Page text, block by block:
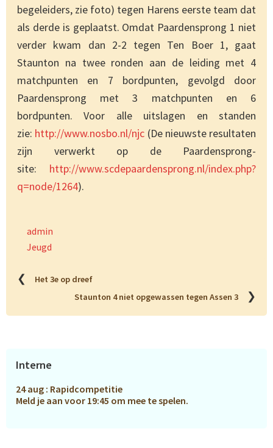
begeleiders, zie foto) tegen Harens eerste team dat
als derde is geplaatst. Omdat Paardensprong 1 niet
verder kwam dan 2-2 tegen Ten Boer 1, gaat
Staunton na twee ronden aan de leiding met 4
matchpunten en 7 bordpunten, gevolgd door
Paardensprong met 3 matchpunten en 6
bordpunten. Voor alle uitslagen en standen
zie: http://www.nosbo.nl/njc (De nieuwste resultaten
zijn verwerkt op de Paardensprong-
site: http://www.scdepaardensprong.nl/index.php?
q=node/1264).
admin
Jeugd
❮
Het 3e op dreef
Staunton 4 niet opgewassen tegen Assen 3
❯
Primaire
Interne
24 aug : Rapidcompetitie
Meld je aan voor 19:45 om mee te spelen.